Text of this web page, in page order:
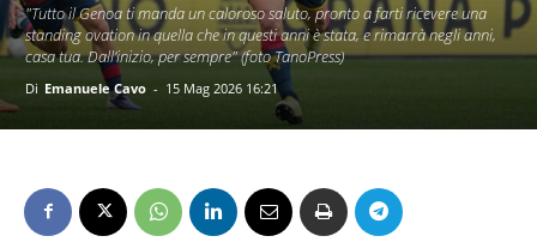
"Tutto il Genoa ti manda un caloroso saluto, pronto a farti ricevere una
standing ovation in quella che in questi anni è stata, e rimarrà negli anni,
casa tua. Dall’inizio, per sempre" (foto TanoPress)
Di Emanuele Cavo - 15 Mag 2026 16:21